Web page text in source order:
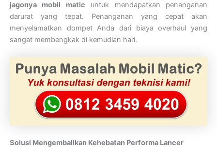
jagonya mobil matic untuk mendapatkan penanganan
darurat yang tepat. Penanganan yang cepat akan
menyelamatkan dompet Anda dari biaya overhaul yang
sangat membengkak di kemudian hari.
Solusi Mengembalikan Kehebatan Performa Lancer